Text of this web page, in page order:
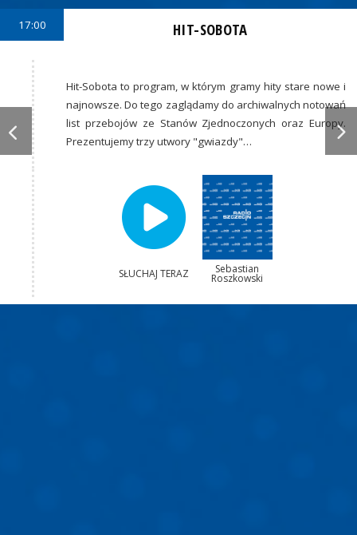
17:00 HIT-SOBOTA
Hit-Sobota to program, w którym gramy hity stare nowe i
najnowsze. Do tego zaglądamy do archiwalnych notowań
list przebojów ze Stanów Zjednoczonych oraz Europy.
Prezentujemy trzy utwory "gwiazdy"…
SŁUCHAJ TERAZ Sebastian
Roszkowski